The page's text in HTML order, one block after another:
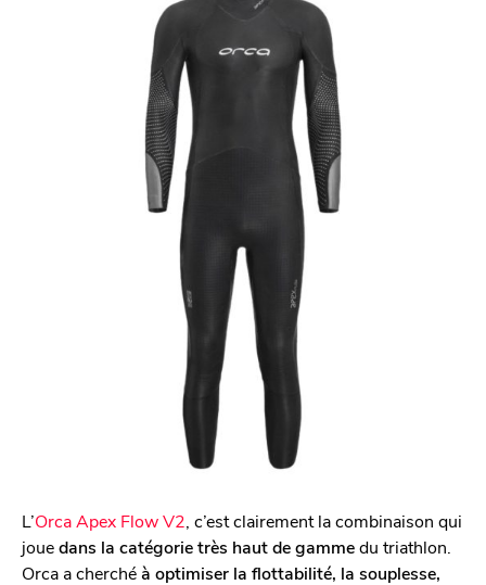
L’Orca Apex Flow V2 , c’est clairement la combinaison qui
jouedans la catégorie très haut de gammedu triathlon.
Orca a cherchéà optimiser la flottabilité, la souplesse,